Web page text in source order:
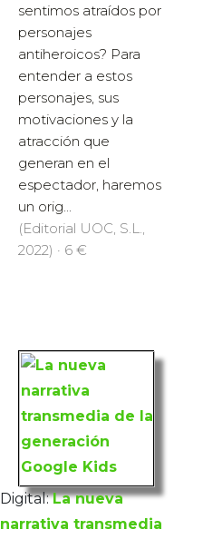
sentimos atraídos por
personajes
antiheroicos? Para
entender a estos
personajes, sus
motivaciones y la
atracción que
generan en el
espectador, haremos
un orig...
(Editorial UOC, S.L.,
2022) · 6 €
Digital: La nueva
narrativa transmedia